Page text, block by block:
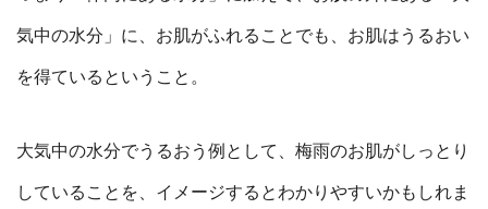
気中の水分」に、 お肌がふれることでも、お肌はうるおい
を得ているということ。
大気中の水分でうるおう例として、梅雨のお肌がしっとり
していることを、イメージするとわかりやすいかもしれま